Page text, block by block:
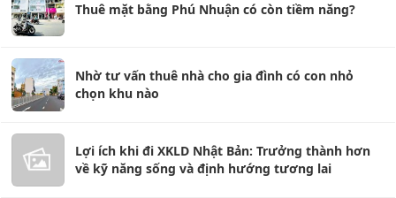
Thuê mặt bằng Phú Nhuận có còn tiềm năng?
Nhờ tư vấn thuê nhà cho gia đình có con nhỏ
chọn khu nào
Lợi ích khi đi XKLD Nhật Bản: Trưởng thành hơn
về kỹ năng sống và định hướng tương lai